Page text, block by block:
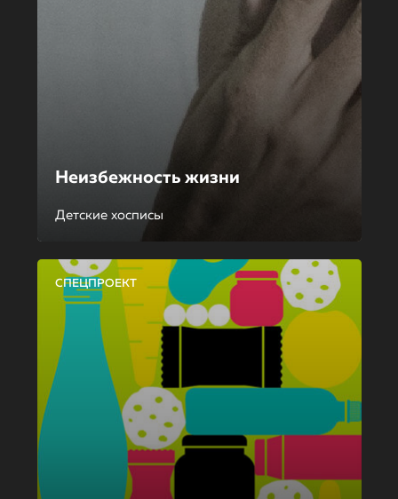
Неизбежность жизни
Детские хосписы
СПЕЦПРОЕКТ